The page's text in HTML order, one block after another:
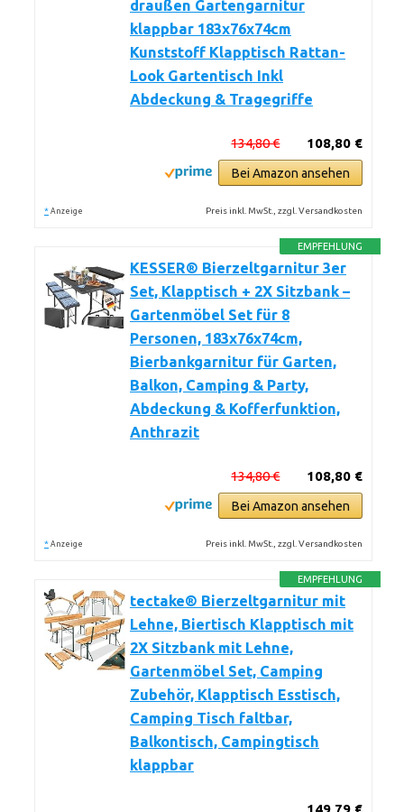
draußen Gartengarnitur
klappbar 183x76x74cm
Kunststoff Klapptisch Rattan-
Look Gartentisch Inkl
Abdeckung & Tragegriffe
108,80 €
134,80 €
Bei Amazon ansehen
* Anzeige Preis inkl. MwSt., zzgl. Versandkosten
EMPFEHLUNG
KESSER® Bierzeltgarnitur 3er
Set, Klapptisch + 2X Sitzbank –
Gartenmöbel Set für 8
Personen, 183x76x74cm,
Bierbankgarnitur für Garten,
Balkon, Camping & Party,
Abdeckung & Kofferfunktion,
Anthrazit
108,80 €
134,80 €
Bei Amazon ansehen
* Anzeige Preis inkl. MwSt., zzgl. Versandkosten
EMPFEHLUNG
tectake® Bierzeltgarnitur mit
Lehne, Biertisch Klapptisch mit
2X Sitzbank mit Lehne,
Gartenmöbel Set, Camping
Zubehör, Klapptisch Esstisch,
Camping Tisch faltbar,
Balkontisch, Campingtisch
klappbar
149,79 €